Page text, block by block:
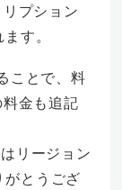
プション
す。
ことで、料
金も追記
リージョン
とうござ